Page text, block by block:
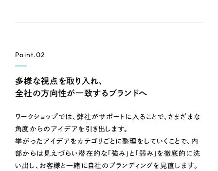
Point.02
多様な視点を取り入れ、
全社の方向性が一致するブランドへ
ワークショップでは、弊社がサポートに入ることで、さまざまな
角度からのアイデアを引き出します。
挙がったアイデアをカテゴリごとに整理をしていくことで、内
部からは見えづらい潜在的な「強み」と「弱み」を徹底的に洗
い出し、お客様と一緒に自社のブランディングを見直します。